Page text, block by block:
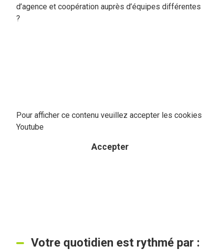
d’agence et coopération auprès d’équipes différentes
?
Pour afficher ce contenu veuillez accepter les cookies
Youtube
Accepter
Votre quotidien est rythmé par :